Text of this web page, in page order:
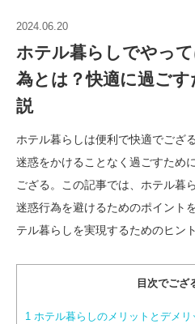
2024.06.20
ホテル暮らしでやっ
為とは？快適に過ご
説
ホテル暮らしは便利で快適でござ
迷惑をかけることなく過ごすため
ござる。この記事では、ホテル暮
迷惑行為を避けるためのポイント
テル暮らしを実現するためのヒン
目次でござ
1 ホテル暮らしのメリットとデメリ